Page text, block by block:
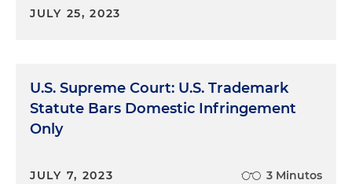
JULY 25, 2023
U.S. Supreme Court: U.S. Trademark
Statute Bars Domestic Infringement
Only
JULY 7, 2023 3 Minutos